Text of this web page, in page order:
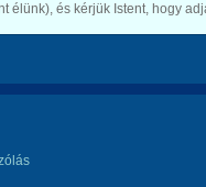
élünk), és kérjük Istent, hogy